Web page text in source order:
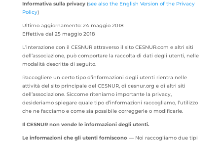
Informativa sulla privacy(see also the English Version of the Privacy
Policy)
Ultimo aggiornamento: 24 maggio 2018
Effettiva dal 25 maggio 2018
L’interazione con il CESNUR attraverso il sito CESNUR.com e altri siti
dell’associazione, può comportare la raccolta di dati degli utenti, nelle
modalità descritte di seguito.
Raccogliere un certo tipo d’informazioni degli utenti rientra nelle
attività del sito principale del CESNUR, di cesnur.org e di altri siti
dell’associazione. Siccome riteniamo importante la privacy,
desideriamo spiegare quale tipo d’informazioni raccogliamo, l’utilizzo
che ne facciamo e come sia possibile correggerle o modificarle.
Il CESNUR non vende le informazioni degli utenti.
Le informazioni che gli utenti forniscono— Noi raccogliamo due tipi